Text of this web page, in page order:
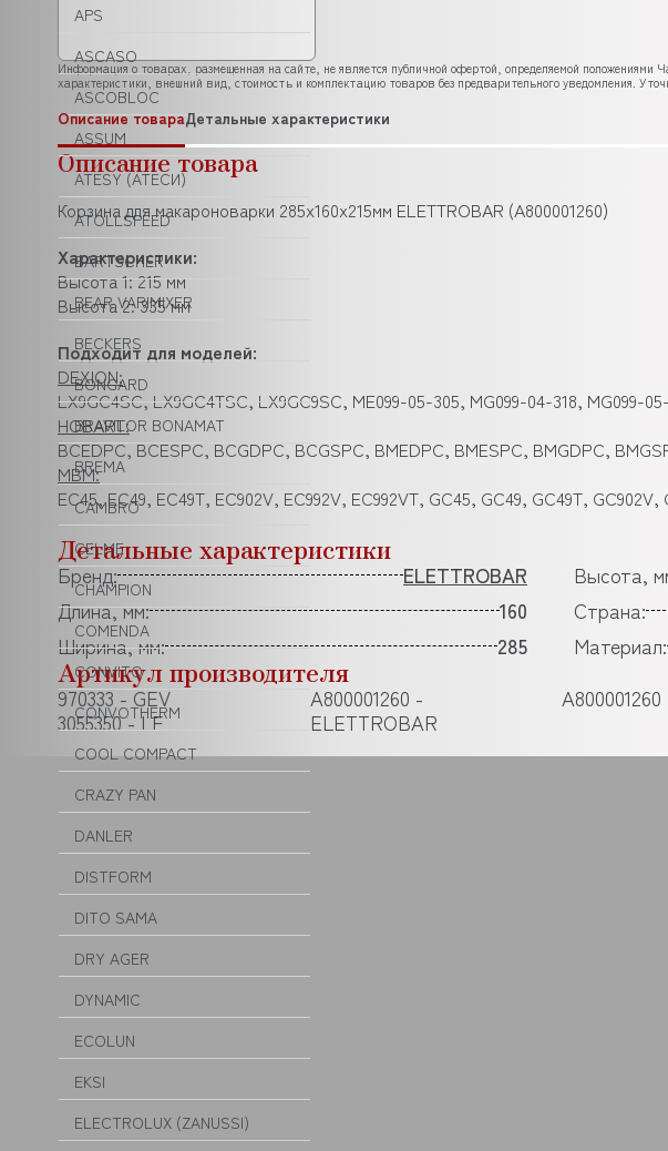
APS
ASCASO
ASCOBLOC
ASSUM
ATESY (АТЕСИ)
ATOLLSPEED
BARTSCHER
BEAR VARIMIXER
BECKERS
BONGARD
BRAVILOR BONAMAT
BREMA
CAMBRO
CELME
CHAMPION
COMENDA
CONVITO
CONVOTHERM
COOL COMPACT
CRAZY PAN
DANLER
DISTFORM
DITO SAMA
DRY AGER
DYNAMIC
ECOLUN
EKSI
ELECTROLUX (ZANUSSI)
Информация о товарах, размещенная на сайте, не является публичной офертой, определяемой
характеристики, внешний вид, стоимость и комплектацию товаров без предварительного уведомления.
Описание товараДетальные характеристики
Описание товара
Корзина для макароноварки 285х160х215мм ELETTROBAR (A800001260)
Характеристики:
Высота 1: 215 мм
Высота 2: 335 мм
Подходит для моделей:
DEXION:
LX9GC4SC, LX9GC4TSC, LX9GC9SC, ME099-05-305, MG099-04-318, MG099-
HOBART:
BCEDPC, BCESPC, BCGDPC, BCGSPC, BMEDPC, BMESPC, BMGDPC,
MBM:
EC45, EC49, EC49T, EC902V, EC992V, EC992VT, GC45, GC49, GC49T, GC902V,
Детальные характеристики
Бренд: ELETTROBAR Высота,
Длина, мм:
160 Страна:
Ширина, мм:
285 Материал:
Артикул производителя
970333 - GEV
3055350 - LF
A800001260 -
ELETTROBAR